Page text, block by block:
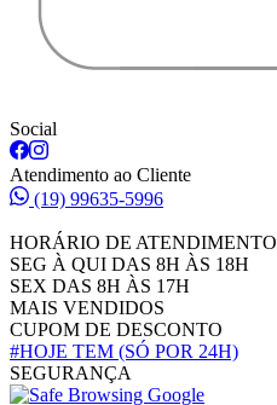
Social
Atendimento ao Cliente
(19) 99635-5996
HORÁRIO DE ATENDIMENTO
SEG À QUI DAS 8H ÀS 18H
SEX DAS 8H ÀS 17H
MAIS VENDIDOS
CUPOM DE DESCONTO
#HOJE TEM (SÓ POR 24H)
SEGURANÇA